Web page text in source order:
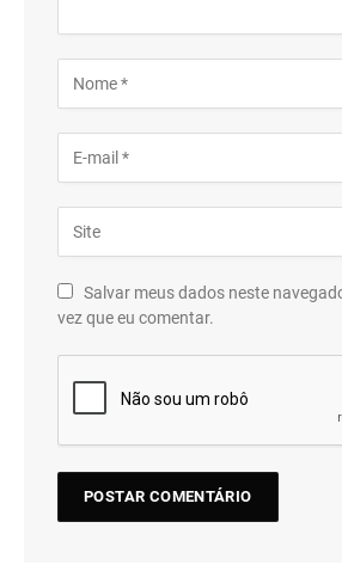
Salvar meus dados neste
vez que eu comentar.